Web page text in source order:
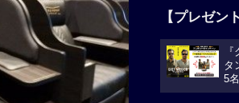
【プレゼン
タ
5